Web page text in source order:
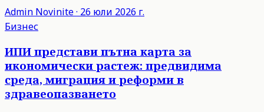
Admin Novinite· 26 юли 2026 г.
Бизнес
ИПИ представи пътна карта за
икономически растеж: предвидима
среда, миграция и реформи в
здравеопазването